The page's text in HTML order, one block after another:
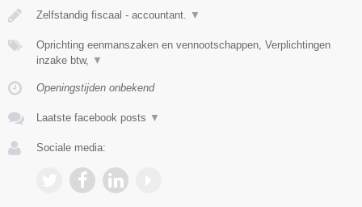
Zelfstandig fiscaal - accountant. ▼
Oprichting eenmanszaken en vennootschappen, Verplichtingen
inzake btw, ▼
Openingstijden onbekend
Laatste facebook posts ▼
Sociale media: